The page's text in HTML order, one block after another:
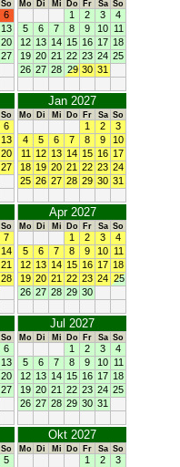
So
6
13
20
27
Mo Di Mi Do Fr Sa So
1 2 3
4
5
6 7 8 9 10 11
12 13 14 15 16 17 18
19 20 21 22 23 24 25
26 27 28 29 30 31
So
6
13
20
27
Jan 2027
Mo Di Mi Do Fr Sa So
1 2
3
4
5 6 7 8 9
10
11
12 13 14 15 16 17
18 19 20 21 22 23 24
25 26 27 28 29 30 31
So
7
14
21
28
Apr 2027
Mo Di Mi Do Fr Sa So
1 2 3
4
5
6 7 8 9 10 11
12 13 14 15 16 17 18
19 20 21 22 23 24 25
26 27 28 29 30
So
6
13
20
27
Jul 2027
Mo Di Mi Do Fr Sa So
1 2 3
4
5
6 7 8 9 10 11
12 13 14 15 16 17 18
19 20 21 22 23 24 25
26 27 28 29 30 31
So
5
Okt 2027
Mo Di Mi Do Fr Sa So
1 2
3